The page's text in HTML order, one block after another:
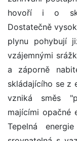
hovoří i o
Dostatečně
plynu pohybují
vzájemnými
a záporně
skládajícího se z
vzniká směs
majícími opačné
Tepelná